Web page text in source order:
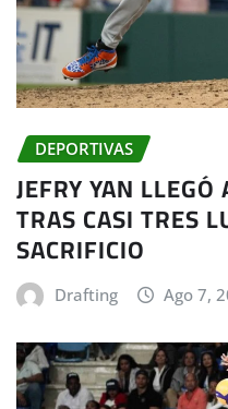
DEPORTIVAS
JEFRY YAN
TRAS CASI TRES
SACRIFICIO
Drafting Ago 7,